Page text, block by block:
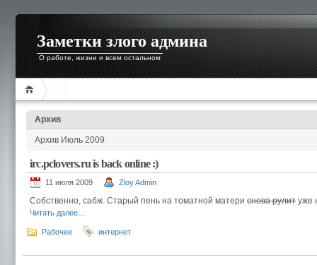
Заметки злого админа
О работе, жизни и всем остальном
Архив
Архив Июль 2009
irc.pclovers.ru is back online :)
11 июля 2009 Zloy Admin
Собственно, сабж. Старый пень на томатной матери снова рулит уже
Читать далее…
Рабочее интернет